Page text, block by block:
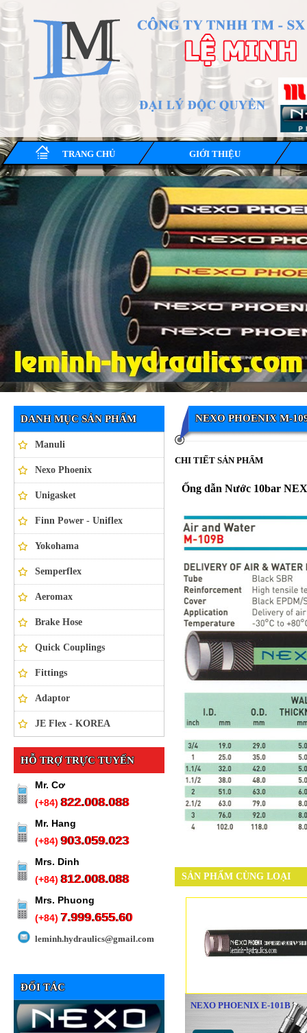
TRANG CHỦ GIỚI THIỆU
Ống thủy lực NEXO PHOENIX
DANH MỤC SẢN PHẨM
Manuli
Nexo Phoenix
Unigasket
Finn Power - Uniflex
Yokohama
Semperflex
Aeromax
Brake Hose
Quick Couplings
Fittings
Adaptor
JE Flex - KOREA
HỖ TRỢ TRỰC TUYẾN
Mr. Cơ
(+84)822.008.088
Mr. Hang
(+84)903.059.023
Mrs. Dinh
(+84)812.008.088
Mrs. Phuong
(+84)7.999.655.60
leminh.hydraulics@gmail.com
ĐỐI TÁC
NEXO PHOENIX M-
CHI TIẾT SẢN PHẨM
Ống dẫn Nước 10bar
SẢN PHẨM CÙNG LOẠI
NEXO PHOENIX E-101B